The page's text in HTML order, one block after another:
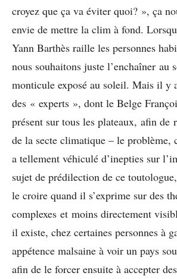
croyez que ça va éviter quoi? », ça
envie de mettre la clim à fond.
Yann Barthès raille les personnes
nous souhaitons juste l’enchaîner au
monticule exposé au soleil. Mais il y
des « experts », dont le Belge
présent sur tous les plateaux, afin de
de la secte climatique – le problème,
a tellement véhiculé d’inepties sur
sujet de prédilection de ce
le croire quand il s’exprime sur des
complexes et moins directement
il existe, chez certaines personnes à
appétence malsaine à voir un pays
afin de le forcer ensuite à accepter